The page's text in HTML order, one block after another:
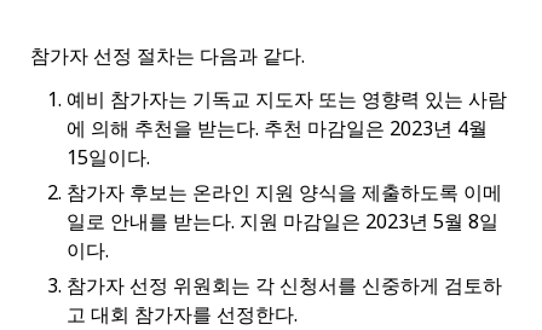
참가자 선정 절차는 다음과 같다.
예비 참가자는 기독교 지도자 또는 영향력 있는 사람
에 의해 추천을 받는다. 추천 마감일은 2023년 4월
15일이다.
참가자 후보는 온라인 지원 양식을 제출하도록 이메
일로 안내를 받는다. 지원 마감일은 2023년 5월 8일
이다.
참가자 선정 위원회는 각 신청서를 신중하게 검토하
고 대회 참가자를 선정한다.